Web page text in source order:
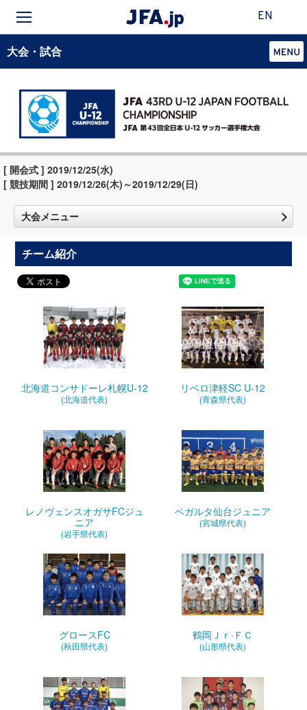
EN
大会・試合
[ 開会式 ] 2019/12/25(水)
[ 競技期間 ] 2019/12/26(木)～2019/12/29(日)
大会メニュー
チーム紹介
北海道コンサドーレ札幌U-12
(北海道代表)
リベロ津軽SC U-12
(青森県代表)
レノヴェンスオガサFCジュ
ニア
(岩手県代表)
ベガルタ仙台ジュニア
(宮城県代表)
グロースFC
(秋田県代表)
鶴岡Ｊｒ·ＦＣ
(山形県代表)